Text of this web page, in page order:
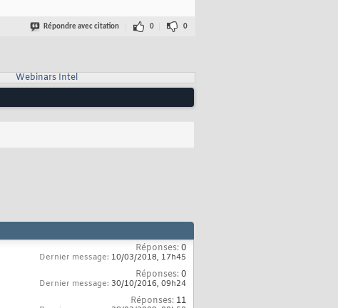
Répondre avec citation 0 0
Webinars Intel
Réponses:0
Dernier message: 10/03/2018, 17h45
Réponses:0
Dernier message: 30/10/2016, 09h24
Réponses: 11